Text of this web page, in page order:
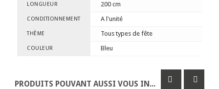
LONGUEUR 200 cm
CONDITIONNEMENT A l'unité
THÈME Tous types de fête
COULEUR Bleu
PRODUITS POUVANT AUSSI VOUS INTÉRESSER